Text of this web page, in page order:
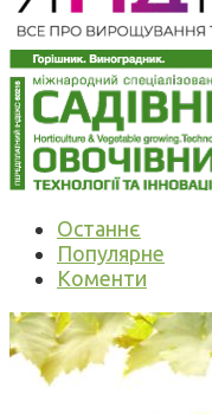
Останнє
Популярне
Коменти